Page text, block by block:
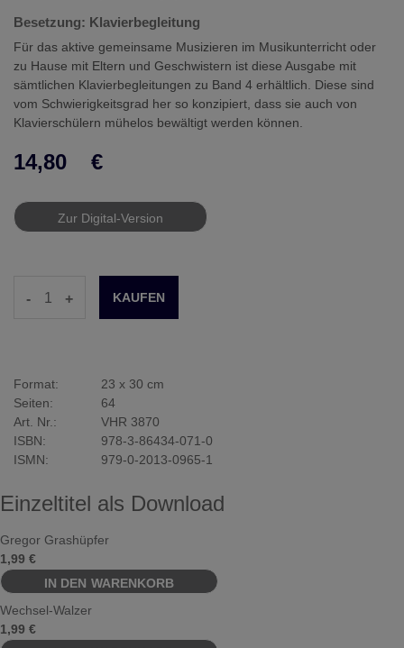
Besetzung: Klavierbegleitung
Für das aktive gemeinsame Musizieren im Musikunterricht oder
zu Hause mit Eltern und Geschwistern ist diese Ausgabe mit
sämtlichen Klavierbegleitungen zu Band 4 erhältlich. Diese sind
vom Schwierigkeitsgrad her so konzipiert, dass sie auch von
Klavierschülern mühelos bewältigt werden können.
14,80 €
Zur Digital-Version
- +
Format:
23 x 30 cm
Seiten:
64
Art. Nr.:
VHR 3870
ISBN:
978-3-86434-071-0
ISMN:
979-0-2013-0965-1
Einzeltitel als Download
Gregor Grashüpfer
1,99 €
Wechsel-Walzer
1,99 €